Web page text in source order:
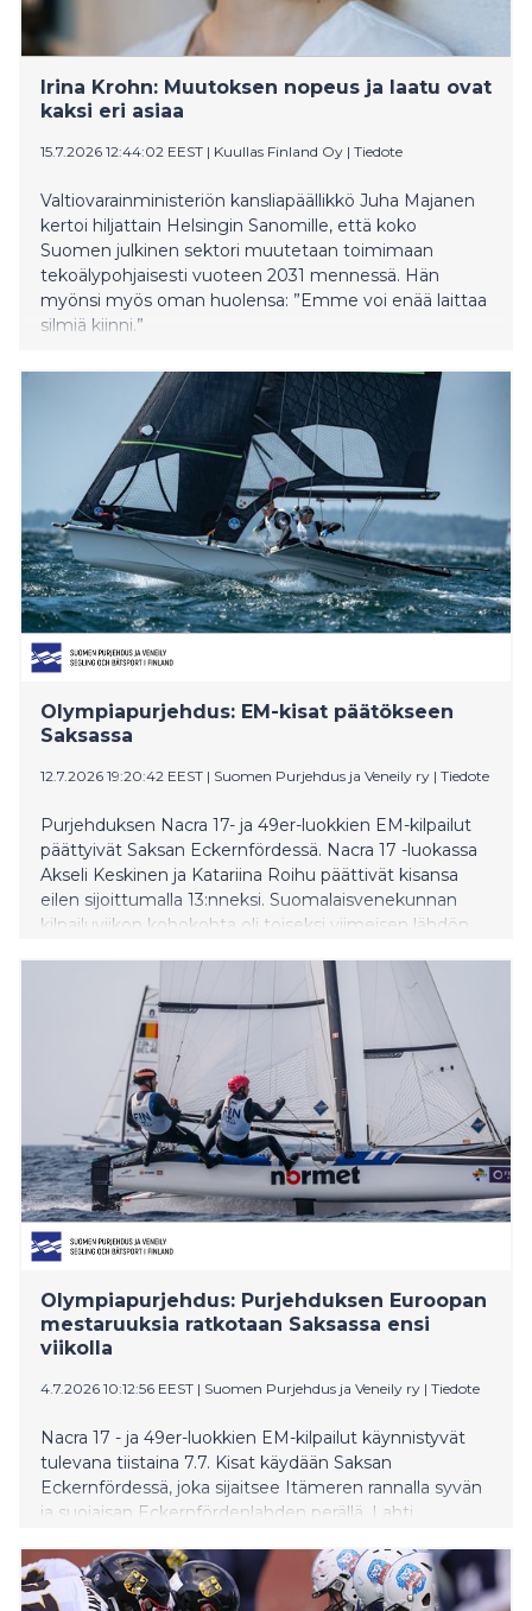
Irina Krohn: Muutoksen nopeus ja laatu ovat
kaksi eri asiaa
15.7.2026 12:44:02 EEST | Kuullas Finland Oy | Tiedote
Valtiovarainministeriön kansliapäällikkö Juha Majanen
kertoi hiljattain Helsingin Sanomille, että koko
Suomen julkinen sektori muutetaan toimimaan
tekoälypohjaisesti vuoteen 2031 mennessä. Hän
myönsi myös oman huolensa: ”Emme voi enää laittaa
silmiä kiinni.”
Olympiapurjehdus: EM-kisat päätökseen
Saksassa
12.7.2026 19:20:42 EEST | Suomen Purjehdus ja Veneily ry | Tiedote
Purjehduksen Nacra 17- ja 49er-luokkien EM-kilpailut
päättyivät Saksan Eckernfördessä. Nacra 17 -luokassa
Akseli Keskinen ja Katariina Roihu päättivät kisansa
eilen sijoittumalla 13:nneksi. Suomalaisvenekunnan
kilpailuviikon kohokohta oli toiseksi viimeisen lähdön
miten myös siinä ollaan saatu vauhti kohdilleen ja
päästiin taistelemaan kärkikahinoissa. 49er-luokassa
Suomea edustaneet Aatos ja Onni Kylävainio
purjehtivat kokonaistuloksissa sijalle 56. Päätöspäivänä
ajettiin yksi lähtö vaihtelevissa olosuhteissa. –
Olosuhteet olivat tänään todella vaihtelevat ja
haastavat, mutta kevyttä keliä oli koko ajan. Meillä oli
vesillä paljon hyvää, eikä varsinaisesti tehty mitään
virheitä, mutta tämän päivän tekeminen ei riittänyt, ja
vauhtiongelmat vaikeuttivat kilpailua. Ei päästy
näyttämään parasta osaamistamme oikein missään
kohtaa finaalivaiheessa. Karsintoihin olimme todella
pystymme. Ky
Olympiapurjehdus: Purjehduksen Euroopan
mestaruuksia ratkotaan Saksassa ensi
viikolla
4.7.2026 10:12:56 EEST | Suomen Purjehdus ja Veneily ry | Tiedote
Nacra 17 - ja 49er-luokkien EM-kilpailut käynnistyvät
tulevana tiistaina 7.7. Kisat käydään Saksan
Eckernfördessä, joka sijaitsee Itämeren rannalla syvän
ja suojaisan Eckernfördenlahden perällä. Lahti
tyyniä päiviä esiinny usein. Pohjois-Saksan Itämeren
rannikolle on tyypillistä myös sään nopea vaihtelu,